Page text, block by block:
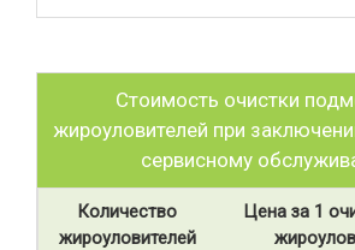
Стоимость очистки
жироуловителей при
сервисному
Количество
жироуловителей
Цена за 1